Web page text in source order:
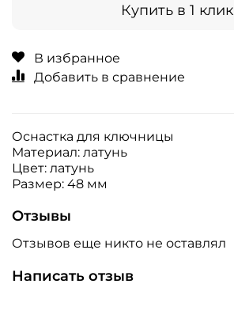
Купить в 1 клик
В избранное
Добавить в сравнение
Оснастка для ключницы
Материал: латунь
Цвет: латунь
Размер: 48 мм
Отзывы
Отзывов еще никто не оставлял
Написать отзыв